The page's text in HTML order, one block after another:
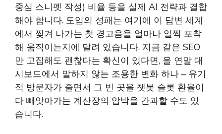
중심 스니펫 작성) 비율 등을 실제 AI 전략과 결합
해야 합니다. 도입의 성패는 여기에 이 답변 세계
에서 찢겨 나가는 첫 경고음을 얼마나 일찍 포착
해 움직이는지에 달려 있습니다. 지금 같은 SEO
만 고집해도 괜찮다는 확신이 있다면, 올 연말 대
시보드에서 말하지 않는 조용한 변화 하나 – 유기
적 방문자가 줄면서 그 빈 곳을 챗봇 슬롯 환율이
다 빼앗아가는 계산장의 압박을 간과할 수도 있
습니다.